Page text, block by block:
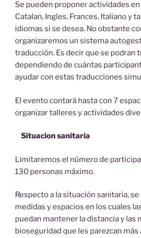
Se pueden proponer actividades
Catalan, Ingles, Frances, Italiano y
idiomas si se desea. No obstante
organizaremos un sistema
traducción. Es decir que se podran
dependiendo de cuántas
ayudar con estas traducciones
El evento contará hasta con 7
organizar talleres y actividades
Situacion sanitaria
Limitaremos el número de
130 personas máximo.
Respecto a la situación sanitaria,
medidas y espacios en los cuales
puedan mantener la distancia y las
bioseguridad que les parezcan más